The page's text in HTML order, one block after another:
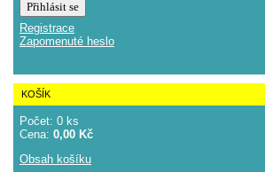
Registrace
Zapomenuté heslo
KOŠÍK
Počet: 0 ks
Cena: 0,00 Kč
Obsah košíku